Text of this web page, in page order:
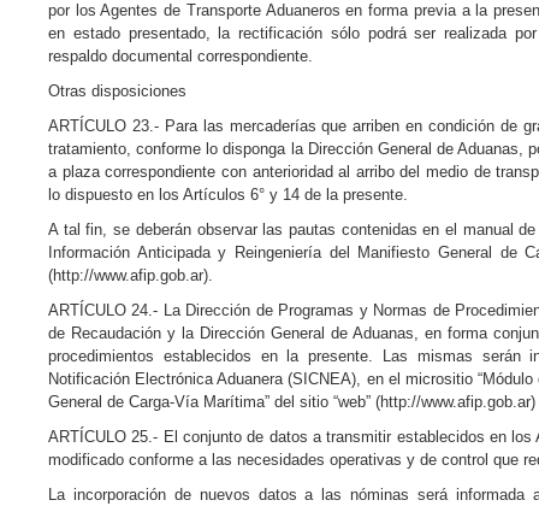
por los Agentes de Transporte Aduaneros en forma previa a la
en estado presentado, la rectificación sólo podrá ser realizada
respaldo documental correspondiente.
Otras disposiciones
ARTÍCULO 23.- Para las mercaderías que arriben en condición de
tratamiento, conforme lo disponga la Dirección General de Aduanas,
a plaza correspondiente con anterioridad al arribo del medio de
lo dispuesto en los Artículos 6° y 14 de la presente.
A tal fin, se deberán observar las pautas contenidas en el manual
Información Anticipada y Reingeniería del Manifiesto General de
(http://www.afip.gob.ar).
ARTÍCULO 24.- La Dirección de Programas y Normas de
de Recaudación y la Dirección General de Aduanas, en forma
procedimientos establecidos en la presente. Las mismas serán
Notificación Electrónica Aduanera (SICNEA), en el micrositio
General de Carga-Vía Marítima” del sitio “web” (http://
ARTÍCULO 25.- El conjunto de datos a transmitir establecidos en
modificado conforme a las necesidades operativas y de control que
La incorporación de nuevos datos a las nóminas será